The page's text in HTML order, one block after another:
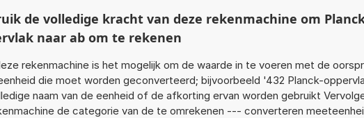
de volledige kracht van deze rekenmachine om
naar ab om te rekenen
rekenmachine is het mogelijk om de waarde in te voeren met de
die moet worden geconverteerd; bijvoorbeeld '432 Planck-
naam van de eenheid of de afkorting ervan worden gebruikt
de categorie van de te omrekenen --- converteren